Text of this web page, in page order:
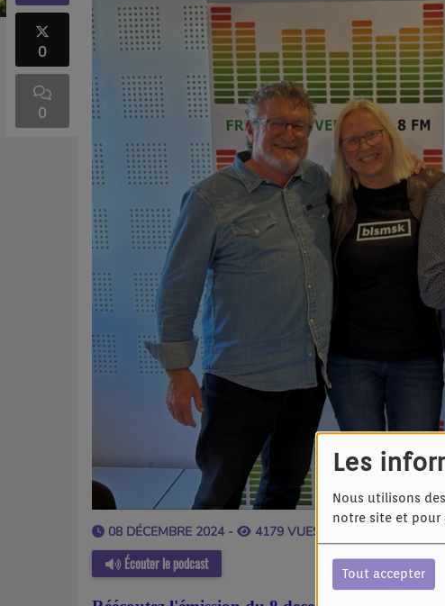
Les
Nous utilisons
notre site et pour
Tout accepter
0
0
08 DÉCEMBRE 2024 - 4179 VUES
Écouter le podcast